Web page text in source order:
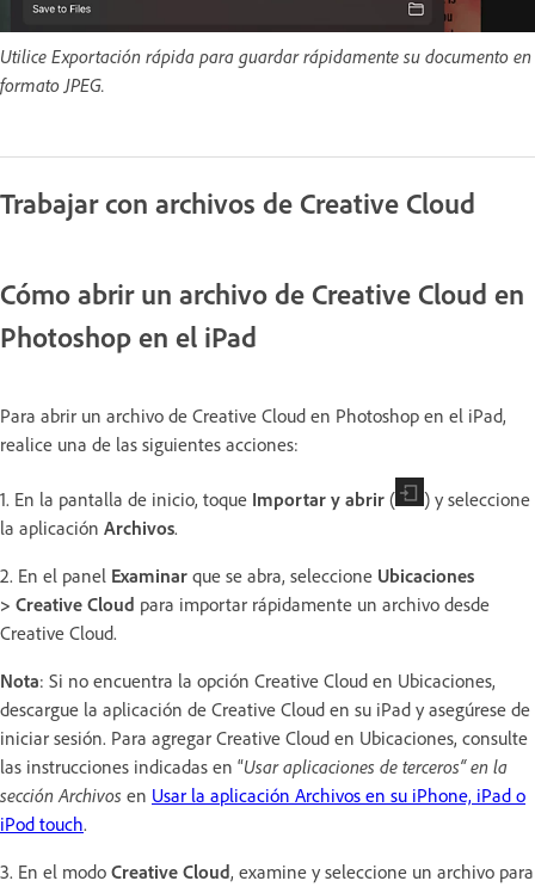
Utilice Exportación rápida para guardar rápidamente su documento en
formato JPEG.
Trabajar con archivos de Creative Cloud
Cómo abrir un archivo de Creative Cloud en
Photoshop en el iPad
Para abrir un archivo de Creative Cloud en Photoshop en el iPad,
realice una de las siguientes acciones:
1. En la pantalla de inicio, toque Importar y abrir (
) y seleccione
la aplicación Archivos.
2. En el panel Examinar que se abra, seleccione Ubicaciones
> Creative Cloud para importar rápidamente un archivo desde
Creative Cloud.
Nota: Si no encuentra la opción Creative Cloud en Ubicaciones,
descargue la aplicación de Creative Cloud en su iPad y asegúrese de
iniciar sesión. Para agregar Creative Cloud en Ubicaciones, consulte
las instrucciones indicadas en “Usar aplicaciones de terceros“ en la
sección Archivos en Usar la aplicación Archivos en su iPhone, iPad o
iPod touch.
3. En el modo Creative Cloud, examine y seleccione un archivo para